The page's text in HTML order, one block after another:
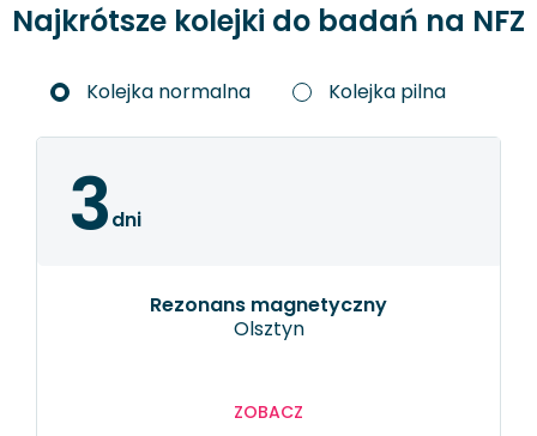
Najkrótsze kolejki do badań na NFZ
Kolejka normalna Kolejka pilna
3dni
rezonans magnetyczny
Olsztyn
ZOBACZ